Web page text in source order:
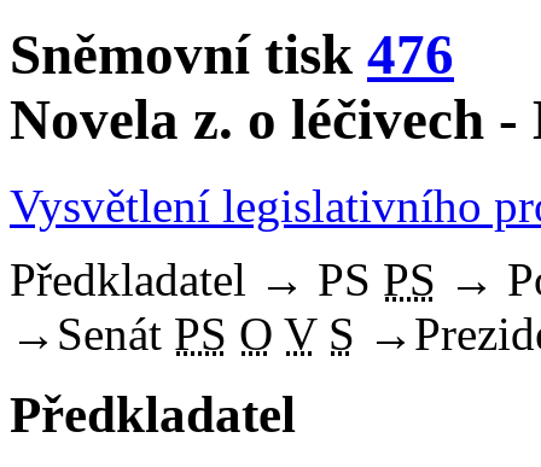
Sněmovní tisk 476
Novela z. o léčivech -
Vysvětlení legislativního
Předkladatel → PS PS →
→ Senát PS O V S →
Předkladatel